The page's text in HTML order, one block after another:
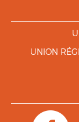
UNION